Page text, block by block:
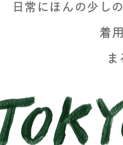
日常にほんの少し
着
ま